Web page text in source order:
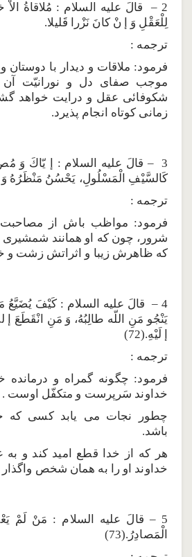
2 – قالَ عليه السلام : مُلاقاةُ
لِلْعَقْلِ وَ إ نْ كانَ نَزْرا قَليلا.
ترجمه :
فرمود: ملاقات و ديدار با دوستان
موجب صفاى دل و نورانيّت
شكوفائى عقل و درايت خواهد
زمانى كوتاه انجام پذيرد.
3 – قالَ عليه السلام : إ يّاكَ وَ
كَالسَّيْفِ الْمَسْلُولِ، يَحْسُنُ مَنْظَرُهُ وَ
ترجمه :
فرمود: مواظب باش از مصاحبت
شرور، چون كه او همانند شمشيرى
كه ظاهرش زيبا و اثراتش زشت و
4 – قالَ عليه السلام : كَيْفَ يُضَيَّعُ
يَنْجُو مَنِ اللّه طالِبُهُ، وَ مَنِ انْقَطَعَ إ
إ لَيْهِ.(72)
ترجمه :
فرمود: چگونه گمراه و
خداوند سَرپرست و متكفّل اوست .
چطور نجات مى يابد كسى كه
باشد.
هر كه از خدا قطع اميد كند و به
خداوند او را به همان شخص
5 – قالَ عليه السلام : مَنْ لَمْ
الْمَصادِرُ.(73)